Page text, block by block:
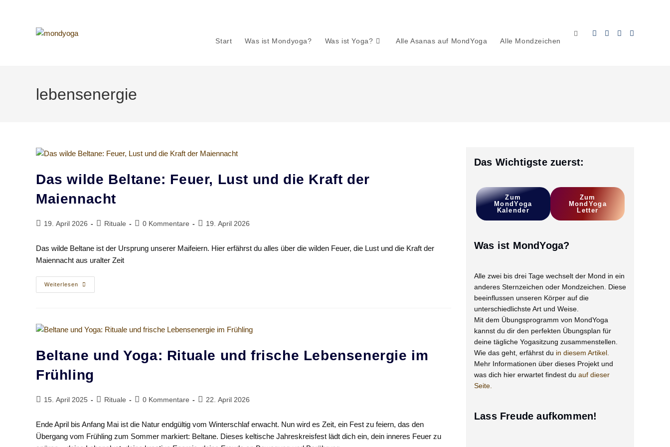
Start
Was ist Mondyoga? Was ist Yoga? Alle Asanas auf MondYoga Alle Mondzeichen
Website-
lebensenergie
Das wilde Beltane: Feuer, Lust und die Kraft der
Maiennacht
Beitrag
19. April 2026
Beitrags-
Rituale
Beitrags-
0 Kommentare
Beitrag
geändert
19. April 2026
Das wilde Beltane ist der Ursprung unserer Maifeiern. Hier erfährst du alles über die wilden Feuer, die Lust und die Kraft der
Maiennacht aus uralter Zeit
Weiterlesen
Das
Wilde
Die
Kraft
Beltane und Yoga: Rituale und frische Lebensenergie im
Frühling
Beitrag
15. April 2025
Beitrags-
Rituale
Beitrags-
0 Kommentare
Beitrag
geändert
22. April 2026
Ende April bis Anfang Mai ist die Natur endgültig vom Winterschlaf erwacht. Nun wird es Zeit, ein Fest zu feiern, das den
Übergang vom Frühling zum Sommer markiert: Beltane. Dieses keltische Jahreskreisfest lädt dich ein, dein inneres Feuer zu
Das Wichtigste zuerst:
Zum
MondYoga
Kalender
ZUm
MondYoga
LEtter
Was ist MondYoga?
Alle zwei bis drei Tage wechselt der Mond in ein
anderes Sternzeichen oder Mondzeichen. Diese
beeinflussen unseren Körper auf die
unterschiedlichste Art und Weise.
Mit dem Übungsprogramm von MondYoga
kannst du dir den perfekten Übungsplan für
deine tägliche Yogasitzung zusammenstellen.
Wie das geht, erfährst du in diesem Artikel.
Mehr Informationen über dieses Projekt und
was dich hier erwartet findest du auf dieser
Seite.
Lass Freude aufkommen!